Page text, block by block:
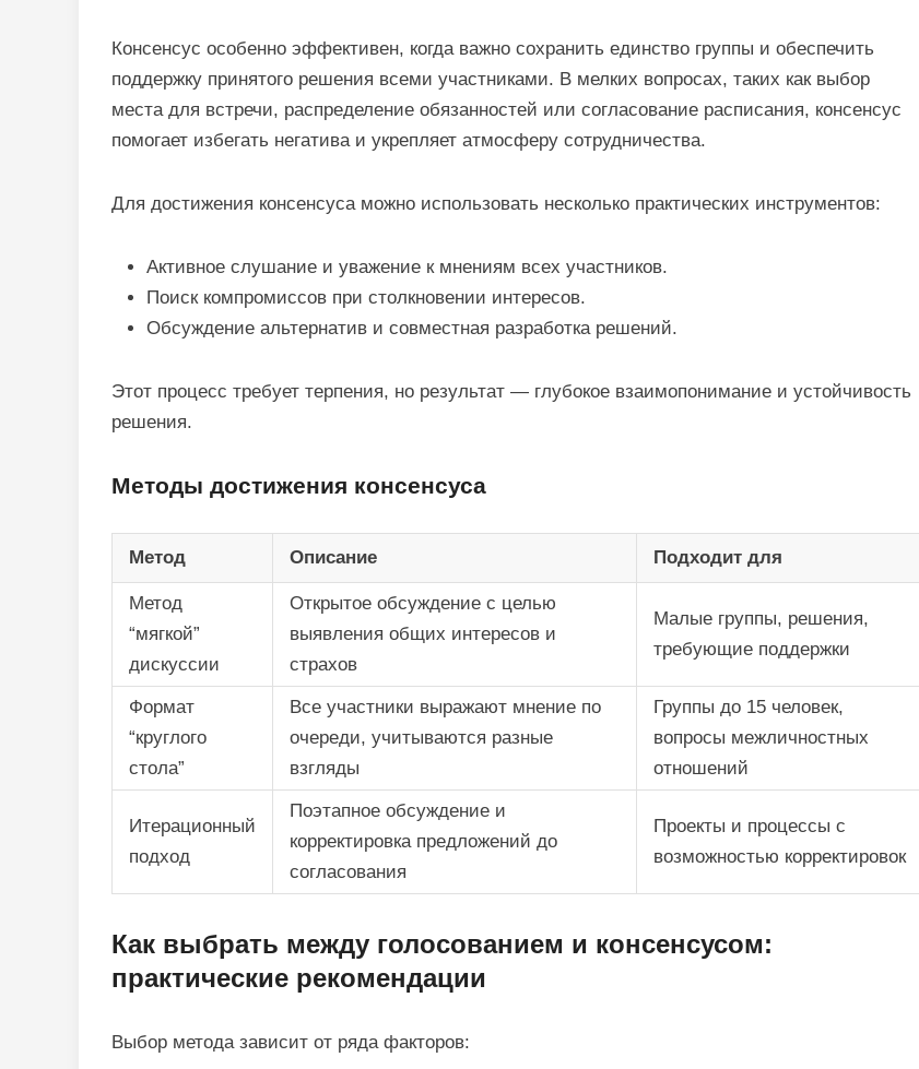
Консенсус особенно эффективен, когда важно сохранить единство группы и обеспечить
поддержку принятого решения всеми участниками. В мелких вопросах, таких как выбор
места для встречи, распределение обязанностей или согласование расписания, консенсус
помогает избегать негатива и укрепляет атмосферу сотрудничества.
Для достижения консенсуса можно использовать несколько практических инструментов:
Активное слушание и уважение к мнениям всех участников.
Поиск компромиссов при столкновении интересов.
Обсуждение альтернатив и совместная разработка решений.
Этот процесс требует терпения, но результат — глубокое взаимопонимание и устойчивость
решения.
Методы достижения консенсуса
Метод Описание Подходит для
Метод
“мягкой”
дискуссии
Открытое обсуждение с целью
выявления общих интересов и
страхов
Малые группы, решения,
требующие поддержки
Формат
“круглого
стола”
Все участники выражают мнение по
очереди, учитываются разные
взгляды
Группы до 15 человек,
вопросы межличностных
отношений
Итерационный
подход
Поэтапное обсуждение и
корректировка предложений до
согласования
Проекты и процессы с
возможностью корректировок
Как выбрать между голосованием и консенсусом:
практические рекомендации
Выбор метода зависит от ряда факторов: